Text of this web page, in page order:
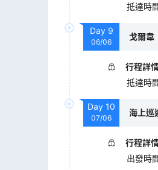
抵達時
Day 9
06/06
戈爾韋
行程詳
抵達時
Day 10
07/06
海上巡
行程詳
出發時